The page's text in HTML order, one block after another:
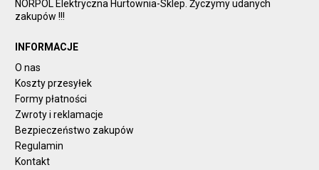
NORPOL Elektryczna Hurtownia-Sklep. Życzymy udanych
zakupów !!!
INFORMACJE
O nas
Koszty przesyłek
Formy płatności
Zwroty i reklamacje
Bezpieczeństwo zakupów
Regulamin
Kontakt